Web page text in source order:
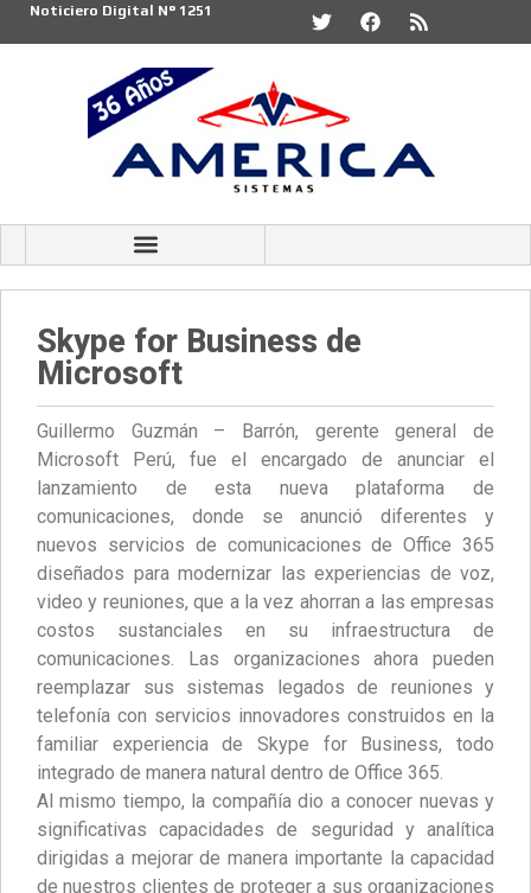
Noticiero Digital N° 1251
Skype for Business de
Microsoft
Guillermo Guzmán – Barrón, gerente general de
Microsoft Perú, fue el encargado de anunciar el
lanzamiento de esta nueva plataforma de
comunicaciones, donde se anunció diferentes y
nuevos servicios de comunicaciones de Office 365
diseñados para modernizar las experiencias de voz,
video y reuniones, que a la vez ahorran a las empresas
costos sustanciales en su infraestructura de
comunicaciones. Las organizaciones ahora pueden
reemplazar sus sistemas legados de reuniones y
telefonía con servicios innovadores construidos en la
familiar experiencia de Skype for Business, todo
integrado de manera natural dentro de Office 365.
Al mismo tiempo, la compañía dio a conocer nuevas y
significativas capacidades de seguridad y analítica
dirigidas a mejorar de manera importante la capacidad
de nuestros clientes de proteger a sus organizaciones